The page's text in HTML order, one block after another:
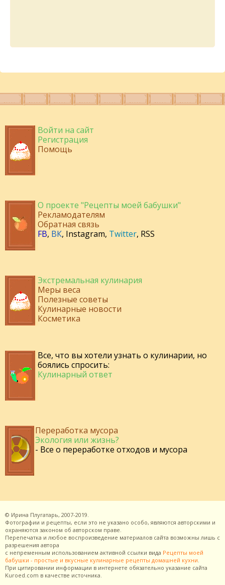
Войти на сайт
Регистрация
Помощь
О проекте "Рецепты моей бабушки"
Рекламодателям
Обратная связь
FB, ВК, Instagram, Twitter, RSS
Экстремальная кулинария
Меры веса
Полезные советы
Кулинарные новости
Косметика
Все, что вы хотели узнать о кулинарии, но
боялись спросить:
Кулинарный ответ
Переработка мусора
Экология или жизнь?
- Все о переработке отходов и мусора
© Ирина Плугатарь, 2007-2019.
Фотографии и рецепты, если это не указано особо, являются авторскими и
охраняются законом об авторском праве.
Перепечатка и любое воспроизведение материалов сайта возможны лишь с
разрешения автора
с непременным использованием активной ссылки вида Рецепты моей
бабушки - простые и вкусные кулинарные рецепты домашней кухни.
При цитировании информации в интернете обязательно указание сайта
Kuroed.com в качестве источника.